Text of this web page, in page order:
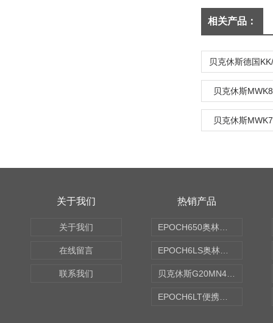
相关产品：
贝克休斯
贝克休斯
关于我们
关于我们
在线留言
联系我们
热销产品